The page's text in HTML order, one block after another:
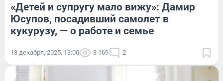
«Детей и супругу мало вижу»: Дамир
Юсупов, посадивший самолет в
кукурузу, — о работе и семье
18 декабря, 2025, 13:00 3 169 2